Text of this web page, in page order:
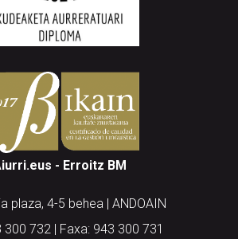
- Erroitz BM
plaza, 4-5 behea | ANDOAIN
300 732 | Faxa: 943 300 731